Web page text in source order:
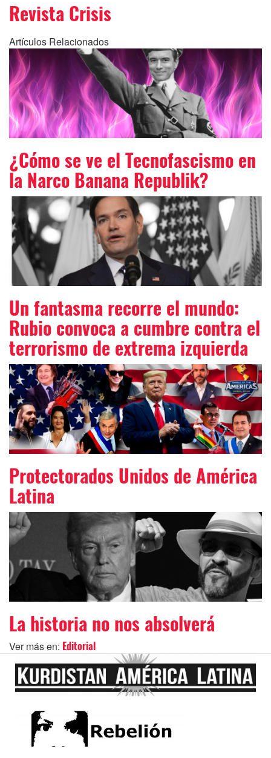
Revista Crisis
Artículos Relacionados
¿Cómo se ve el Tecnofascismo en
la Narco Banana Republik?
Un fantasma recorre el mundo:
Rubio convoca a cumbre contra el
terrorismo de extrema izquierda
Protectorados Unidos de América
Latina
La historia no nos absolverá
Ver más en: Editorial